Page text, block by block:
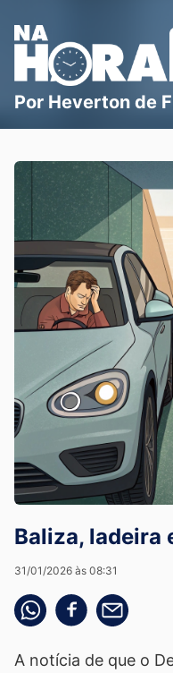
Blog Na Hora H
Por Heverton de
Baliza, ladeira
31/01/2026 às 08:31
Compartilhe pelo whatsapp
Compartilhar no
Compartilhe
A notícia de que o